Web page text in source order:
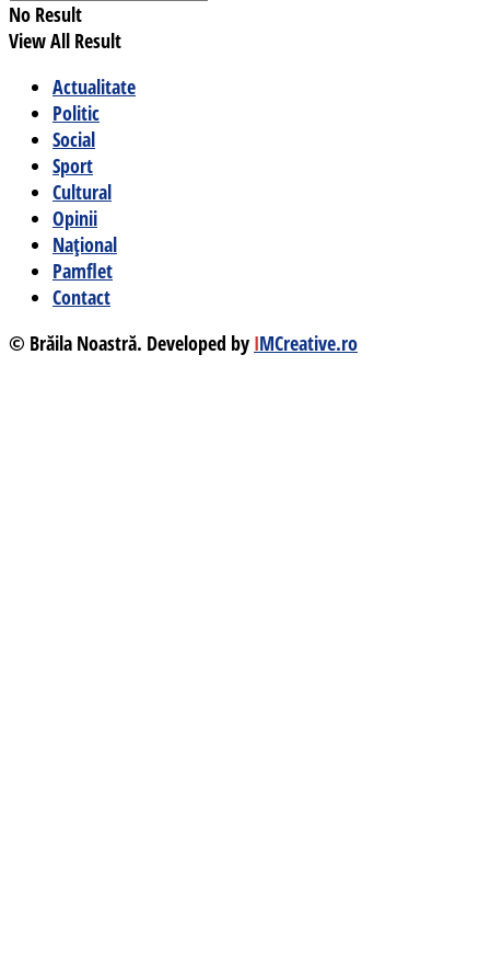
No Result
View All Result
Actualitate
Politic
Social
Sport
Cultural
Opinii
Național
Pamflet
Contact
© Brăila Noastră. Developed by IMCreative.ro